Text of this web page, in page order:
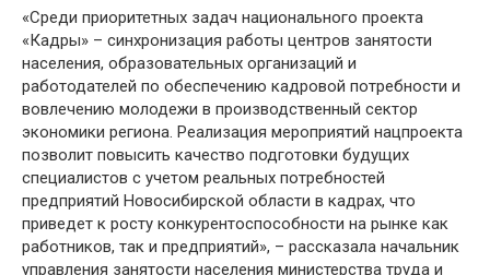
«Среди приоритетных задач национального проекта
«Кадры» – синхронизация работы центров занятости
населения, образовательных организаций и
работодателей по обеспечению кадровой потребности и
вовлечению молодежи в производственный сектор
экономики региона. Реализация мероприятий нацпроекта
позволит повысить качество подготовки будущих
специалистов с учетом реальных потребностей
предприятий Новосибирской области в кадрах, что
приведет к росту конкурентоспособности на рынке как
работников, так и предприятий», – рассказала начальник
управления занятости населения министерства труда и